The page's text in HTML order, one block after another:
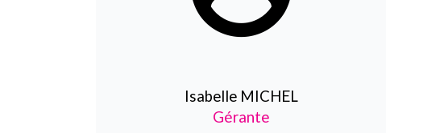
Isabelle MICHEL
Gérante